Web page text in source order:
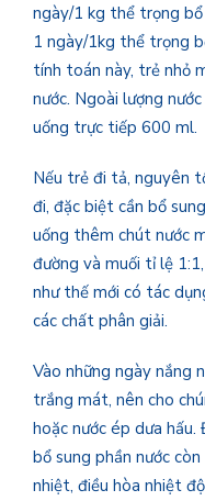
ngày/1 kg thể trọng
1 ngày/1kg thể trọng
tính toán này, trẻ nhỏ
nước. Ngoài lượng
uống trực tiếp 600 ml.
Nếu trẻ đi tả, nguyên
đi, đặc biệt cần bổ
uống thêm chút nước
đường và muối tỉ lệ
như thế mới có tác
các chất phân giải.
Vào những ngày nắng
trắng mát, nên cho
hoặc nước ép dưa
bổ sung phần nước
nhiệt, điều hòa nhiệt